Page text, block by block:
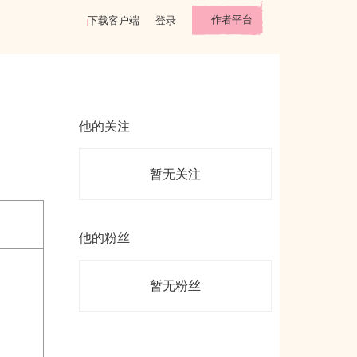
下载客户端 登录 作者平台
他的关注
暂无关注
他的粉丝
暂无粉丝